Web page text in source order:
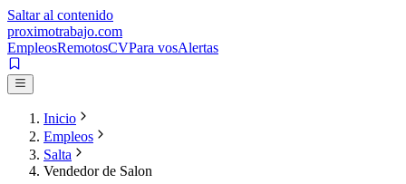
Saltar al contenido
proximotrabajo.com
EmpleosRemotosCVPara vosAlertas
Inicio
Empleos
Salta
Vendedor de Salon